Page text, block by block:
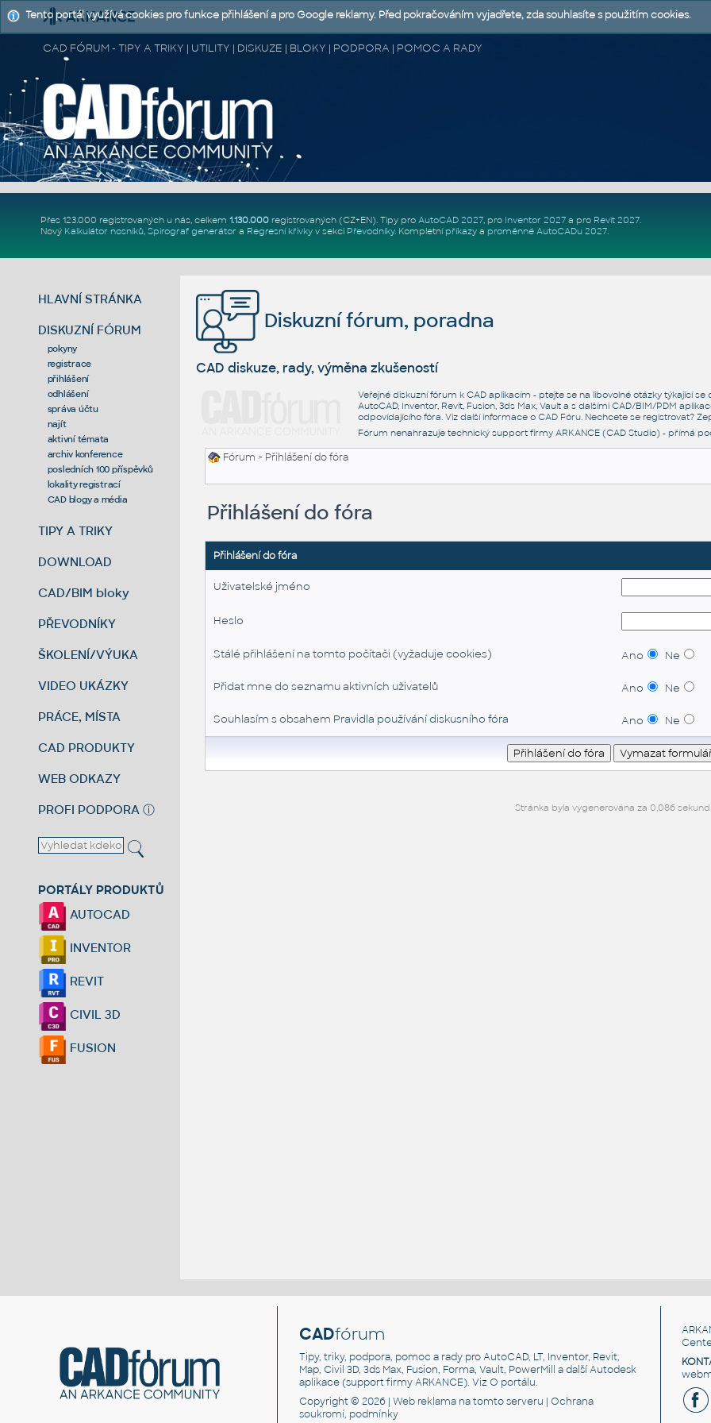
CAD FÓRUM - TIPY A TRIKY | UTILITY | DISKUZE | BLOKY | PODPORA | POMOC A RADY
Přes 123.000 registrovaných u nás, celkem 1.130.000registrovaných (CZ+EN). Tipy pro AutoCAD 2027, pro Inventor 2027a pro Revit 2027.
Nový Kalkulátor nosníků, Spirograf generátor a Regresní křivkyv sekci Převodníky. Kompletní příkazya proměnné AutoCADu 2027.
HLAVNÍ STRÁNKA
DISKUZNÍ FÓRUM
pokyny
registrace
přihlášení
odhlášení
správa účtu
najít
aktivní témata
archiv konference
posledních 100 příspěvků
lokality registrací
CAD blogy a média
TIPY A TRIKY
DOWNLOAD
CAD/BIM bloky
PŘEVODNÍKY
ŠKOLENÍ/VÝUKA
VIDEO UKÁZKY
PRÁCE, MÍSTA
CAD PRODUKTY
WEB ODKAZY
PROFI PODPORA ⓘ
PORTÁLY PRODUKTŮ
AUTOCAD
INVENTOR
REVIT
CIVIL 3D
FUSION
Diskuzní fórum, poradna
CAD diskuze, rady, výměna zkušeností
Veřejné diskuzní fórum k CAD aplikacím - ptejte se na libovolné otázky týkající
AutoCAD, Inventor, Revit, Fusion, 3ds Max, Vault a s dalšími CAD/BIM/PDM
odpovídajícího fóra. Viz další informace o CAD Fóru. Nechcete se registrovat?
Fórum nenahrazuje technický support firmy ARKANCE (CAD Studio) - přímá
Fórum > Přihlášení do fóra
Přihlášení do fóra
Přihlášení do fóra
Uživatelské jméno
Heslo
Stálé přihlášení na tomto počítači (vyžaduje cookies) Ano Ne
Přidat mne do seznamu aktivních uživatelů Ano Ne
Souhlasím s obsahem Pravidla používání diskusního fóra Ano Ne
Stránka byla vygenerována za 0,086 sekund.
CADfórum
Tipy, triky, podpora, pomoc a rady pro AutoCAD, LT, Inventor, Revit,
Map, Civil 3D, 3ds Max, Fusion, Forma, Vault, PowerMill a další Autodesk
aplikace (support firmy ARKANCE). VizO portálu.
Copyright © 2026 |Web reklama na tomto serveru |Ochrana
soukromí, podmínky
Tento portál využívá cookies pro funkce přihlášení a pro Google reklamy. Před pokračováním vyjadřete, zda souhlasíte s použitím cookies.